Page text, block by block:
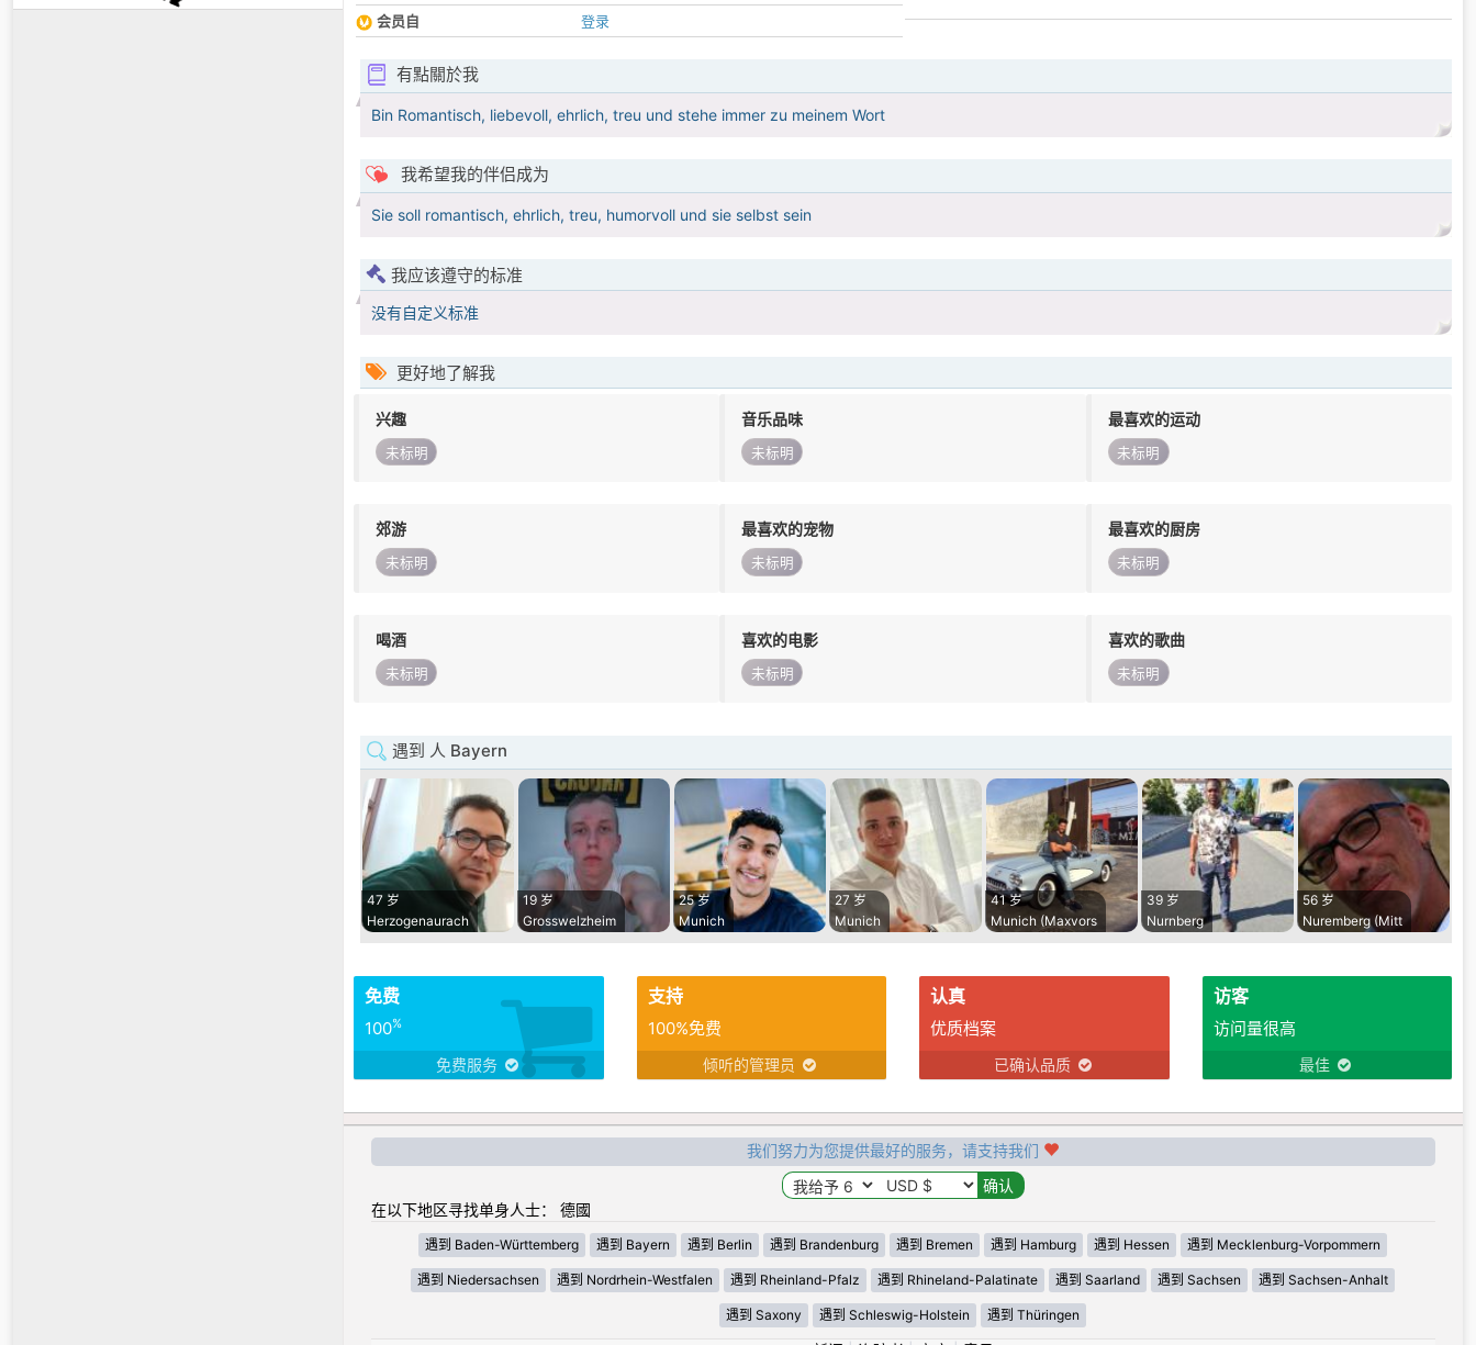
会员自
登录
有點關於我
Bin Romantisch, liebevoll, ehrlich, treu und stehe immer zu meinem Wort
我希望我的伴侣成为
Sie soll romantisch, ehrlich, treu, humorvoll und sie selbst sein
我应该遵守的标准
没有自定义标准
更好地了解我
兴趣
未标明
音乐品味
未标明
最喜欢的运动
未标明
郊游
未标明
最喜欢的宠物
未标明
最喜欢的厨房
未标明
喝酒
未标明
喜欢的电影
未标明
喜欢的歌曲
未标明
遇到 人 Bayern
47 岁
Herzogenaurach
19 岁
Grosswelzheim
25 岁
Munich
27 岁
Munich
41 岁
Munich (Maxvors
39 岁
Nurnberg
56 岁
Nuremberg (Mitt
免费
100%
免费服务
支持
100%免费
倾听的管理员
认真
优质档案
已确认品质
访客
访问量很高
最佳
我们努力为您提供最好的服务，请支持我们
在以下地区寻找单身人士： 德國
遇到 Baden-Württemberg 遇到 Bayern 遇到 Berlin 遇到 Brandenburg 遇到 Bremen 遇到 Hamburg 遇到 Hessen 遇到 Mecklenburg-Vorpommern
遇到 Niedersachsen 遇到 Nordrhein-Westfalen 遇到 Rheinland-Pfalz 遇到 Rhineland-Palatinate 遇到 Saarland 遇到 Sachsen 遇到 Sachsen-Anhalt
遇到 Saxony 遇到 Schleswig-Holstein 遇到 Thüringen